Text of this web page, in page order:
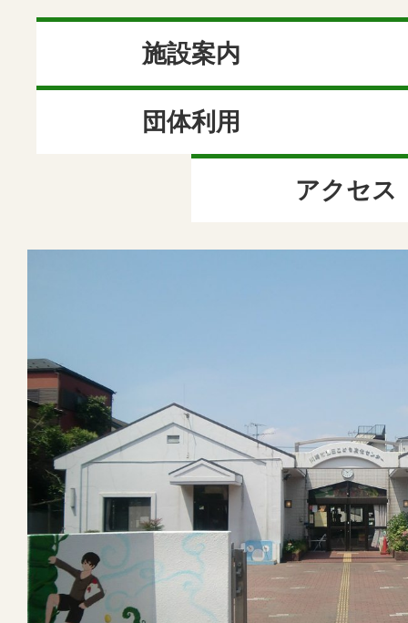
セ
ン
施設案内
団体利用
アクセス